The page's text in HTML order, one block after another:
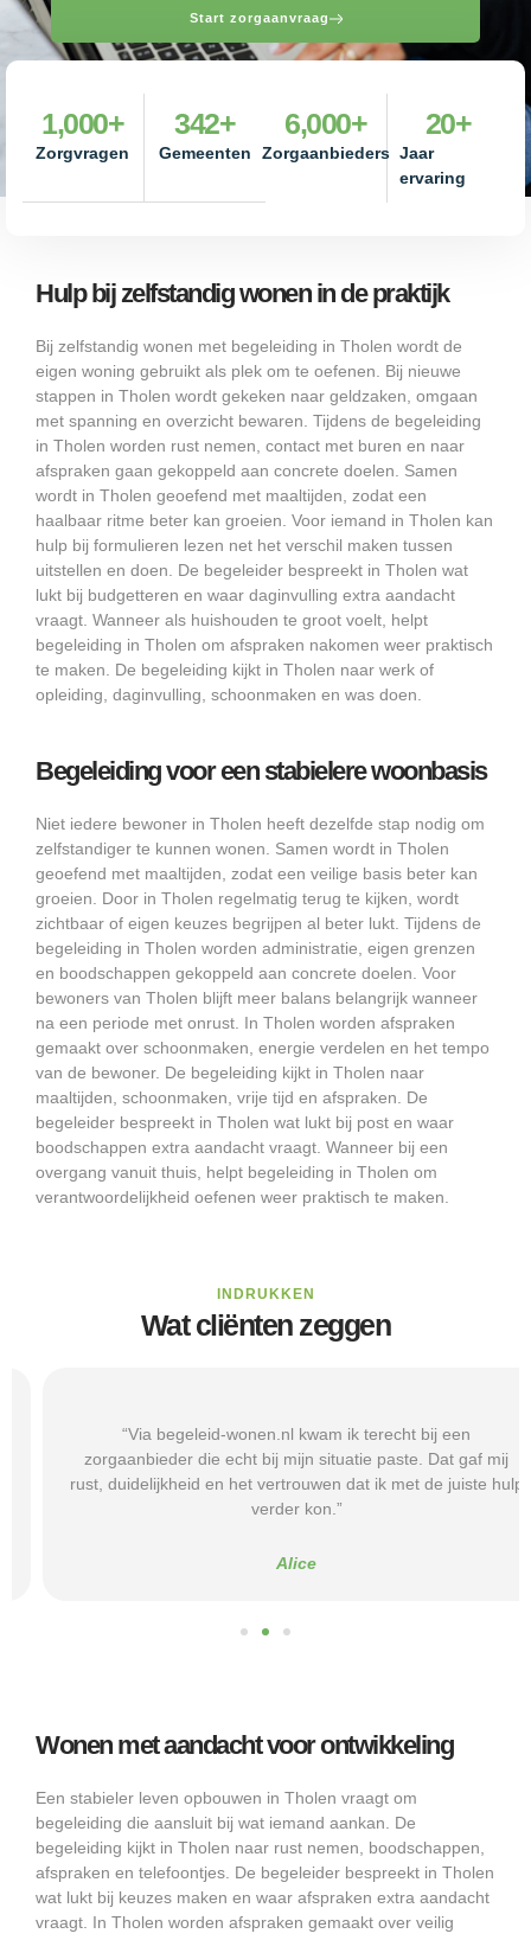
Start zorgaanvraag
Zorgvragen
1,000+
Gemeenten
342+
Zorgaanbieders
6,000+
Jaar
ervaring
20+
Hulp bij zelfstandig wonen in de praktijk
Bij zelfstandig wonen met begeleiding in Tholen wordt de
eigen woning gebruikt als plek om te oefenen. Bij nieuwe
stappen in Tholen wordt gekeken naar geldzaken, omgaan
met spanning en overzicht bewaren. Tijdens de begeleiding
in Tholen worden rust nemen, contact met buren en naar
afspraken gaan gekoppeld aan concrete doelen. Samen
wordt in Tholen geoefend met maaltijden, zodat een
haalbaar ritme beter kan groeien. Voor iemand in Tholen kan
hulp bij formulieren lezen net het verschil maken tussen
uitstellen en doen. De begeleider bespreekt in Tholen wat
lukt bij budgetteren en waar daginvulling extra aandacht
vraagt. Wanneer als huishouden te groot voelt, helpt
begeleiding in Tholen om afspraken nakomen weer praktisch
te maken. De begeleiding kijkt in Tholen naar werk of
opleiding, daginvulling, schoonmaken en was doen.
Begeleiding voor een stabielere woonbasis
Niet iedere bewoner in Tholen heeft dezelfde stap nodig om
zelfstandiger te kunnen wonen. Samen wordt in Tholen
geoefend met maaltijden, zodat een veilige basis beter kan
groeien. Door in Tholen regelmatig terug te kijken, wordt
zichtbaar of eigen keuzes begrijpen al beter lukt. Tijdens de
begeleiding in Tholen worden administratie, eigen grenzen
en boodschappen gekoppeld aan concrete doelen. Voor
bewoners van Tholen blijft meer balans belangrijk wanneer
na een periode met onrust. In Tholen worden afspraken
gemaakt over schoonmaken, energie verdelen en het tempo
van de bewoner. De begeleiding kijkt in Tholen naar
maaltijden, schoonmaken, vrije tijd en afspraken. De
begeleider bespreekt in Tholen wat lukt bij post en waar
boodschappen extra aandacht vraagt. Wanneer bij een
overgang vanuit thuis, helpt begeleiding in Tholen om
verantwoordelijkheid oefenen weer praktisch te maken.
INDRUKKEN
Wat cliënten zeggen
“Via begeleid-wonen.nl kwam ik terecht bij een
zorgaanbieder die echt bij mijn situatie paste. Dat gaf mij
rust, duidelijkheid en het vertrouwen dat ik met de juiste hulp
verder kon.”
Alice
Wonen met aandacht voor ontwikkeling
Een stabieler leven opbouwen in Tholen vraagt om
begeleiding die aansluit bij wat iemand aankan. De
begeleiding kijkt in Tholen naar rust nemen, boodschappen,
afspraken en telefoontjes. De begeleider bespreekt in Tholen
wat lukt bij keuzes maken en waar afspraken extra aandacht
vraagt. In Tholen worden afspraken gemaakt over veilig